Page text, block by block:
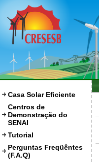
Casa Solar Eficiente
Centros de
Demonstração do
SENAI
Tutorial
Perguntas Freqüêntes
(F.A.Q)